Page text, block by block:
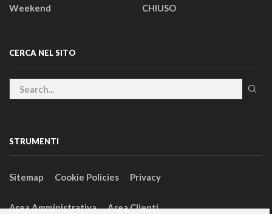
Weekend CHIUSO
CERCA NEL SITO
STRUMENTI
Sitemap Cookie Policies Privacy
Area Amministrativa Area Clienti